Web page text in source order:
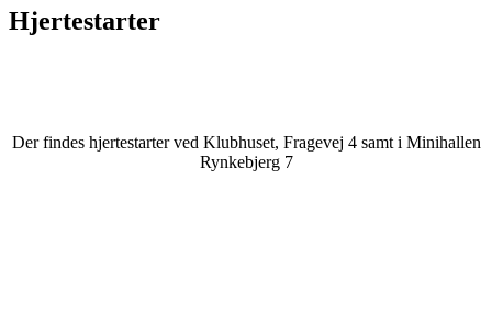
Hjertestarter
Der findes hjertestarter ved Klubhuset, Fragevej 4 samt i Minihallen
Rynkebjerg 7